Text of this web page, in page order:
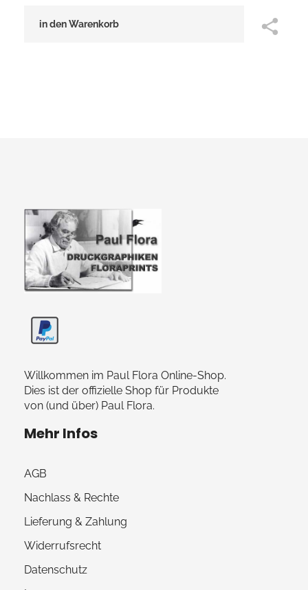
in den Warenkorb
Willkommen im Paul Flora Online-Shop.
Dies ist der offizielle Shop für Produkte
von (und über) Paul Flora.
Mehr Infos
AGB
Nachlass & Rechte
Lieferung & Zahlung
Widerrufsrecht
Datenschutz